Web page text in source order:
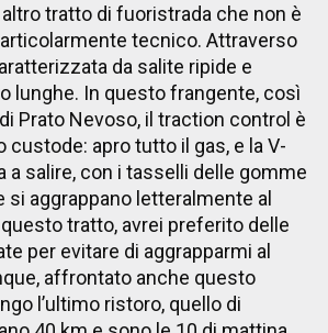
tratto di fuoristrada che non è
tecnico. Attraverso
da salite ripide e
lunghe. In questo frangente, così
Prato Nevoso, il traction control è
custode: apro tutto il gas, e la V-
a salire, con i tasselli delle gomme
si aggrappano letteralmente al
tratto, avrei preferito delle
per evitare di aggrapparmi al
affrontato anche questo
l’ultimo ristoro, quello di